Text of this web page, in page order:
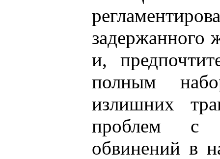
задержанного
и,
полным
излишних
проблем с
обвинений в